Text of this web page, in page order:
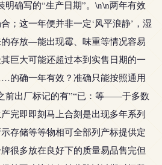
明确写的“生产日期”。\n\n两年有效
；这一年便并非一定‘风平浪静’，湿
存放—能出现霉、味重等情况容易
巨大可能还超过本到实售日期的一
的确一年有效？准确只能按照通用
前出厂标记的有”“已：等——于多数
完即即刻马上合刻是出现多年系列
存储等等物相可全部列产标提供定
很多放在良好下的质量易品售完但